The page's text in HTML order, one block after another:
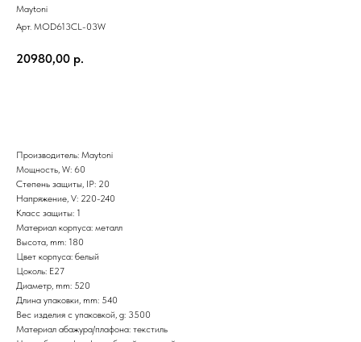
Maytoni
Арт. MOD613CL-03W
20980,00 р.
Производитель: Maytoni
Мощность, W: 60
Степень защиты, IP: 20
Напряжение, V: 220-240
Класс защиты: 1
Материал корпуса: металл
Высота, mm: 180
Цвет корпуса: белый
Цоколь: E27
Диаметр, mm: 520
Длина упаковки, mm: 540
Вес изделия с упаковкой, g: 3500
Материал абажура/плафона: текстиль